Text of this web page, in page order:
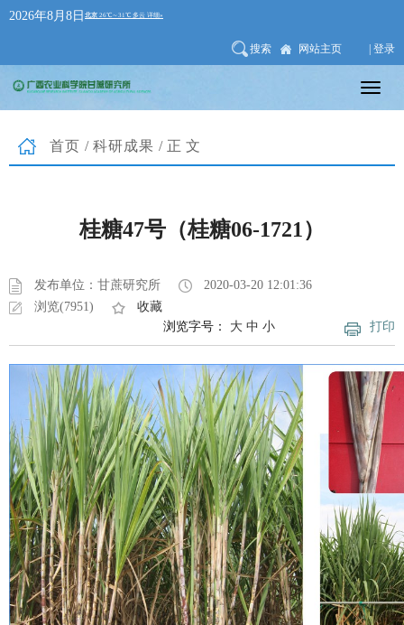
2026年8月8日
搜索 网站主页 | 登录
首页 / 科研成果 /正文
桂糖47号（桂糖06-1721）
发布单位：甘蔗研究所
2020-03-20 12:01:36
浏览(7951)
收藏
打印
浏览字号： 大 中 小